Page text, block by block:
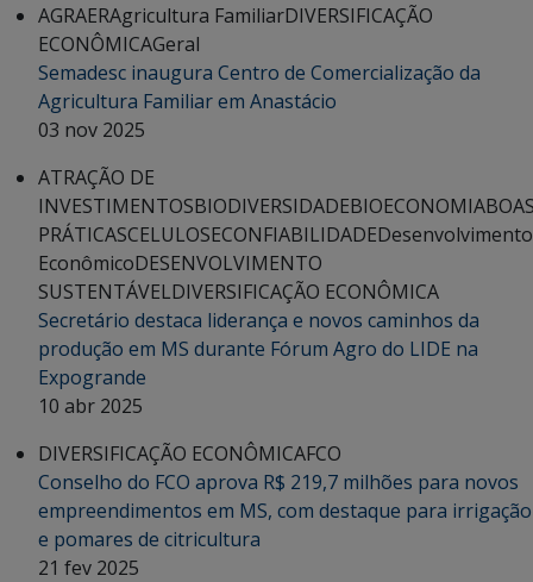
AGRAERAgricultura FamiliarDIVERSIFICAÇÃO
ECONÔMICAGeral
Semadesc inaugura Centro de Comercialização da
Agricultura Familiar em Anastácio
03 nov 2025
ATRAÇÃO DE
INVESTIMENTOSBIODIVERSIDADEBIOECONOMIA
PRÁTICASCELULOSECONFIABILIDADEDesenvolvimento
EconômicoDESENVOLVIMENTO
SUSTENTÁVELDIVERSIFICAÇÃO ECONÔMICA
Secretário destaca liderança e novos caminhos da
produção em MS durante Fórum Agro do LIDE na
Expogrande
10 abr 2025
DIVERSIFICAÇÃO ECONÔMICAFCO
Conselho do FCO aprova R$ 219,7 milhões para novos
empreendimentos em MS, com destaque para irrigação
e pomares de citricultura
21 fev 2025